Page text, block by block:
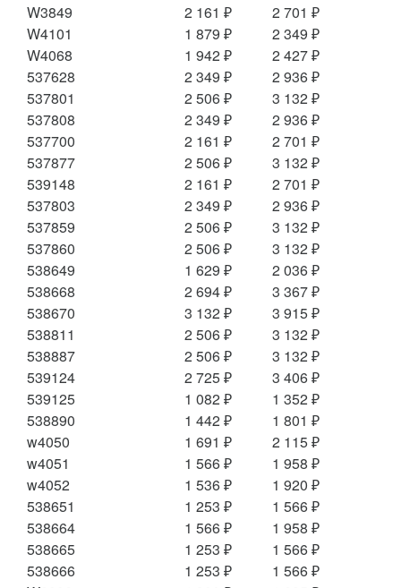
W3849
2 161 ₽
2 701 ₽
W4101
1 879 ₽
2 349 ₽
W4068
1 942 ₽
2 427 ₽
537628
2 349 ₽
2 936 ₽
537801
2 506 ₽
3 132 ₽
537808
2 349 ₽
2 936 ₽
537700
2 161 ₽
2 701 ₽
537877
2 506 ₽
3 132 ₽
539148
2 161 ₽
2 701 ₽
537803
2 349 ₽
2 936 ₽
537859
2 506 ₽
3 132 ₽
537860
2 506 ₽
3 132 ₽
538649
1 629 ₽
2 036 ₽
538668
2 694 ₽
3 367 ₽
538670
3 132 ₽
3 915 ₽
538811
2 506 ₽
3 132 ₽
538887
2 506 ₽
3 132 ₽
539124
2 725 ₽
3 406 ₽
539125
1 082 ₽
1 352 ₽
538890
1 442 ₽
1 801 ₽
w4050
1 691 ₽
2 115 ₽
w4051
1 566 ₽
1 958 ₽
w4052
1 536 ₽
1 920 ₽
538651
1 253 ₽
1 566 ₽
538664
1 566 ₽
1 958 ₽
538665
1 253 ₽
1 566 ₽
538666
1 253 ₽
1 566 ₽